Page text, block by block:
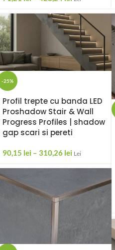
-25%
Profil trepte cu banda LED
Proshadow Stair & Wall
Progress Profiles | shadow
gap scari si pereti
90,15 lei – 310,26 lei Lei